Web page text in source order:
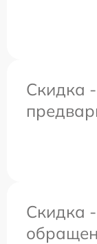
Скидка
Скидка